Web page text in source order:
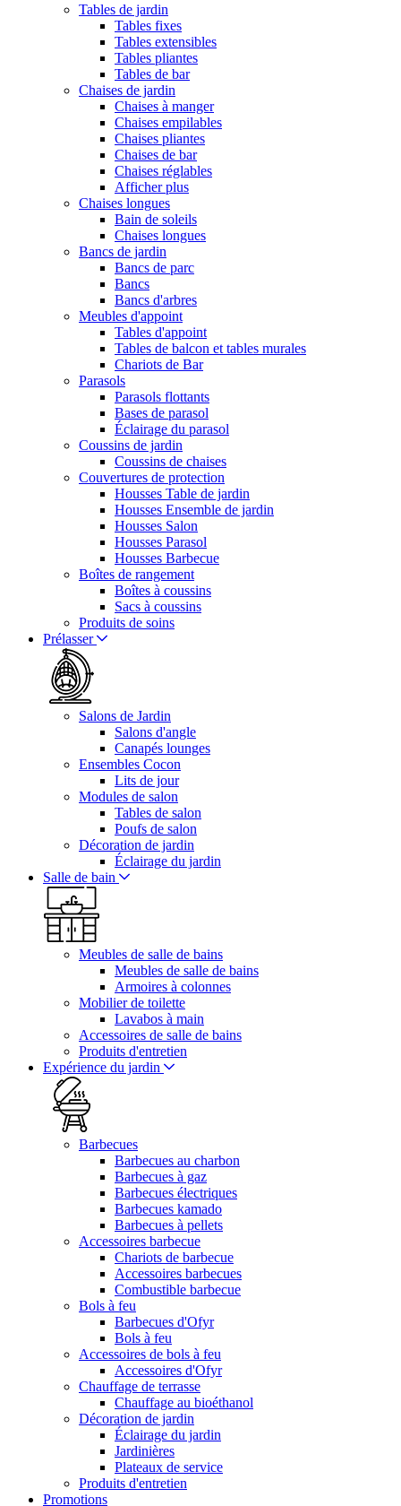
Tables de jardin
Tables fixes
Tables extensibles
Tables pliantes
Tables de bar
Chaises de jardin
Chaises à manger
Chaises empilables
Chaises pliantes
Chaises de bar
Chaises réglables
Afficher plus
Chaises longues
Bain de soleils
Chaises longues
Bancs de jardin
Bancs de parc
Bancs
Bancs d'arbres
Meubles d'appoint
Tables d'appoint
Tables de balcon et tables murales
Chariots de Bar
Parasols
Parasols flottants
Bases de parasol
Éclairage du parasol
Coussins de jardin
Coussins de chaises
Couvertures de protection
Housses Table de jardin
Housses Ensemble de jardin
Housses Salon
Housses Parasol
Housses Barbecue
Boîtes de rangement
Boîtes à coussins
Sacs à coussins
Produits de soins
Prélasser
Salons de Jardin
Salons d'angle
Canapés lounges
Ensembles Cocon
Lits de jour
Modules de salon
Tables de salon
Poufs de salon
Décoration de jardin
Éclairage du jardin
Salle de bain
Meubles de salle de bains
Meubles de salle de bains
Armoires à colonnes
Mobilier de toilette
Lavabos à main
Accessoires de salle de bains
Produits d'entretien
Expérience du jardin
Barbecues
Barbecues au charbon
Barbecues à gaz
Barbecues électriques
Barbecues kamado
Barbecues à pellets
Accessoires barbecue
Chariots de barbecue
Accessoires barbecues
Combustible barbecue
Bols à feu
Barbecues d'Ofyr
Bols à feu
Accessoires de bols à feu
Accessoires d'Ofyr
Chauffage de terrasse
Chauffage au bioéthanol
Décoration de jardin
Éclairage du jardin
Jardinières
Plateaux de service
Produits d'entretien
Promotions